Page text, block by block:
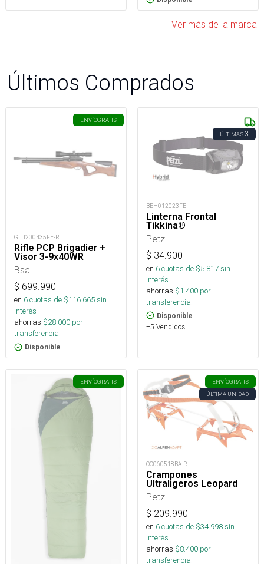
Ver más de la marca
Últimos Comprados
ENVÍOGRATIS
GILI200435FE-R
Rifle PCP Brigadier +
Visor 3-9x40WR
Bsa
$ 699.990
en 6cuotas de $116.665sin
interés
ahorras $28.000 por
transferencia.
Disponible
ÚLTIMAS3
BEH012023FE
Linterna Frontal
Tikkina®
Petzl
$ 34.900
en 6cuotas de $5.817sin
interés
ahorras $1.400 por
transferencia.
Disponible
+5 Vendidos
ENVÍOGRATIS ENVÍOGRATIS
ÚLTIMA UNIDAD
OC060518BA-R
Crampones
Ultraligeros Leopard
Petzl
$ 209.990
en 6cuotas de $34.998sin
interés
ahorras $8.400 por
transferencia.